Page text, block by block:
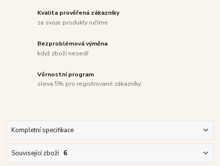
Kvalita prověřená zákazníky
za svoje produkty ručíme
Bezproblémová výměna
když zboží nesedí
Věrnostní program
sleva 5% pro registrované zákazníky
Kompletní specifikace
Související zboží 6